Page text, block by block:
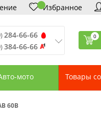
Избранное
284-66-66
384-66-66
33
0
мото Товары
60В